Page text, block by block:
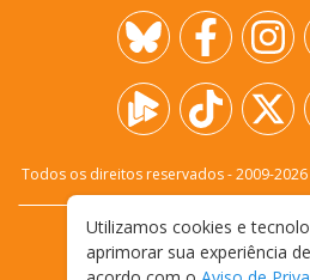
Todos os direitos reservados - 2009-2026
FALE CONOSCO
TERMOS E
Utilizamos cookies e
aprimorar sua experiência